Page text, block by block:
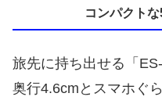
コンパクト
旅先に持ち出せる「
奥行4.6cmとスマホぐ